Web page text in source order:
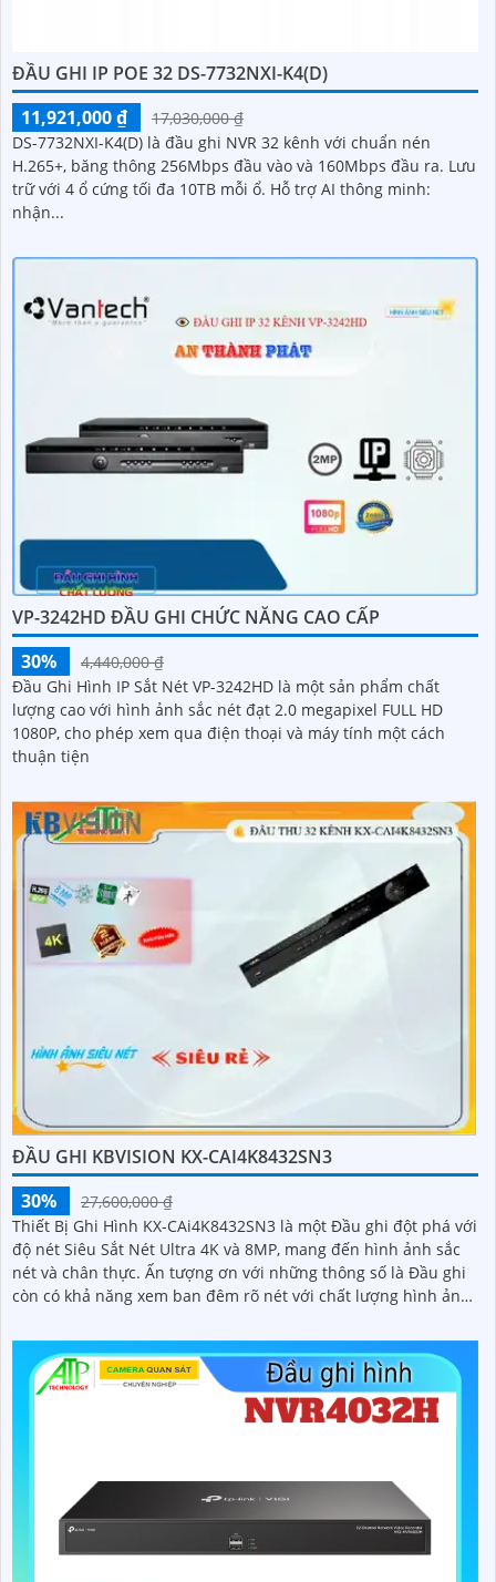
ĐẦU GHI IP POE 32 DS-7732NXI-K4(D)
11,921,000 ₫
17,030,000 ₫
DS-7732NXI-K4(D) là đầu ghi NVR 32 kênh với chuẩn nén
H.265+, băng thông 256Mbps đầu vào và 160Mbps đầu ra. Lưu
trữ với 4 ổ cứng tối đa 10TB mỗi ổ. Hỗ trợ AI thông minh:
nhận...
VP-3242HD ĐẦU GHI CHỨC NĂNG CAO CẤP
30%
4,440,000 ₫
Đầu Ghi Hình IP Sắt Nét VP-3242HD là một sản phẩm chất
lượng cao với hình ảnh sắc nét đạt 2.0 megapixel FULL HD
1080P, cho phép xem qua điện thoại và máy tính một cách
thuận tiện
ĐẦU GHI KBVISION KX-CAI4K8432SN3
30%
27,600,000 ₫
Thiết Bị Ghi Hình KX-CAi4K8432SN3 là một Đầu ghi đột phá với
độ nét Siêu Sắt Nét Ultra 4K và 8MP, mang đến hình ảnh sắc
nét và chân thực. Ấn tượng ơn với những thông số là Đầu ghi
còn có khả năng xem ban đêm rõ nét với chất lượng hình ảnh